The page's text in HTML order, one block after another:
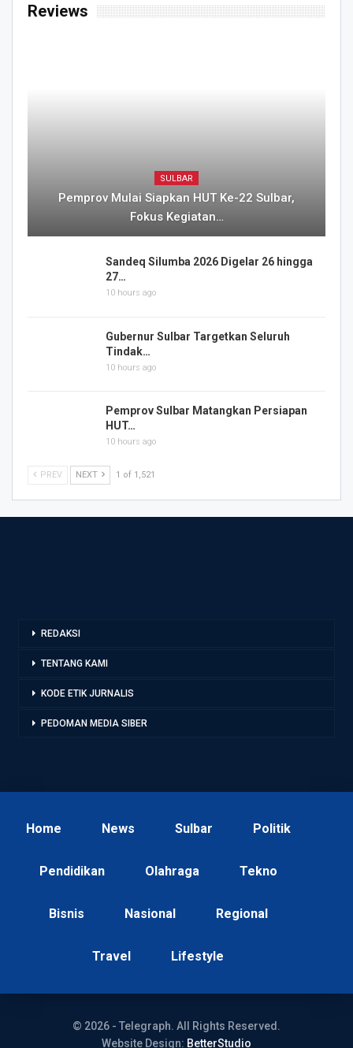
Reviews
SULBAR
Pemprov Mulai Siapkan HUT Ke-22 Sulbar,
Fokus Kegiatan…
Sandeq Silumba 2026 Digelar 26 hingga
27…
10 hours ago
Gubernur Sulbar Targetkan Seluruh
Tindak…
10 hours ago
Pemprov Sulbar Matangkan Persiapan
HUT…
10 hours ago
PREV NEXT 1 of 1,521
REDAKSI
TENTANG KAMI
KODE ETIK JURNALIS
PEDOMAN MEDIA SIBER
Home News Sulbar Politik
Pendidikan Olahraga Tekno
Bisnis Nasional Regional
Travel Lifestyle
© 2026 - Telegraph. All Rights Reserved.
Website Design: BetterStudio